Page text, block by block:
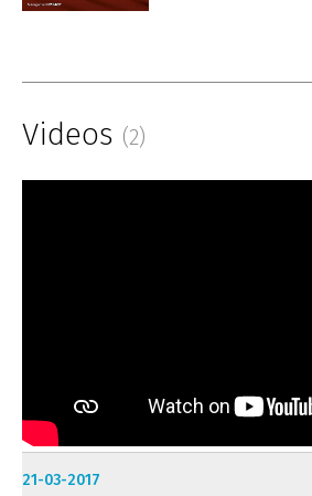
Videos (2)
21-03-2017